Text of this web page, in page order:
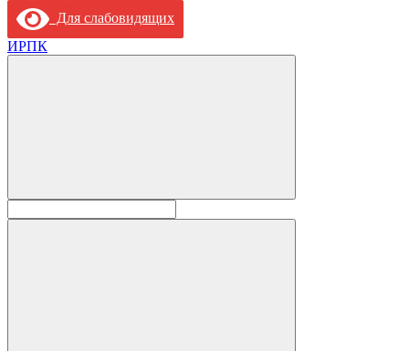
Для слабовидящих
ИРПК